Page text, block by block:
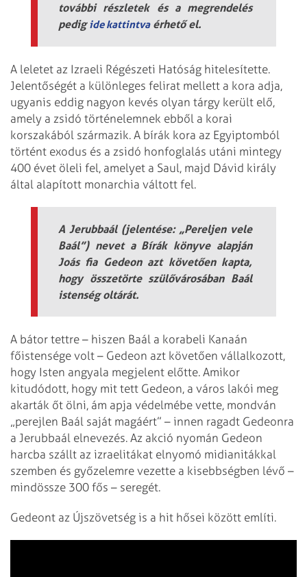
további részletek és a megrendelés
pedigide kattintvaérhető el.
A leletet az Izraeli Régészeti Hatóság hitelesítette.
Jelentőségét a különleges felirat mellett a kora adja,
ugyanis eddig nagyon kevés olyan tárgy került elő,
amely a zsidó történelemnek ebből a korai
korszakából származik. A bírák kora az Egyiptomból
történt exodus és a zsidó honfoglalás utáni mintegy
400 évet öleli fel, amelyet a Saul, majd Dávid király
által alapított monarchia váltott fel.
A Jerubbaál (jelentése: „Pereljen vele
Baál”) nevet a Bírák könyve alapján
Joás fia Gedeon azt követően kapta,
hogy összetörte szülővárosában Baál
istenség oltárát.
A bátor tettre – hiszen Baál a korabeli Kanaán
főistensége volt – Gedeon azt követően vállalkozott,
hogy Isten angyala megjelent előtte. Amikor
kitudódott, hogy mit tett Gedeon, a város lakói meg
akarták őt ölni, ám apja védelmébe vette, mondván
„perejlen Baál saját magáért” – innen ragadt Gedeonra
a Jerubbaál elnevezés. Az akció nyomán Gedeon
harcba szállt az izraelitákat elnyomó midianitákkal
szemben és győzelemre vezette a kisebbségben lévő –
mindössze 300 fős – seregét.
Gedeont az Újszövetség is a hit hősei között említi.